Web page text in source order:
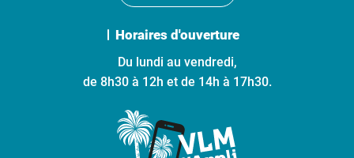
Horaires d'ouverture
Du lundi au vendredi,
de 8h30 à 12h et de 14h à 17h30.